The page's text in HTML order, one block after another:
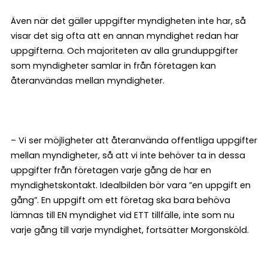
Även när det gäller uppgifter myndigheten inte har, så
visar det sig ofta att en annan myndighet redan har
uppgifterna. Och majoriteten av alla grunduppgifter
som myndigheter samlar in från företagen kan
återanvändas mellan myndigheter.
– Vi ser möjligheter att återanvända offentliga uppgifter
mellan myndigheter, så att vi inte behöver ta in dessa
uppgifter från företagen varje gång de har en
myndighetskontakt. Idealbilden bör vara ”en uppgift en
gång”. En uppgift om ett företag ska bara behöva
lämnas till EN myndighet vid ETT tillfälle, inte som nu
varje gång till varje myndighet, fortsätter Morgonsköld.